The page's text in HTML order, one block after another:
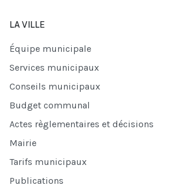
LA VILLE
Équipe municipale
Services municipaux
Conseils municipaux
Budget communal
Actes règlementaires et décisions
Mairie
Tarifs municipaux
Publications